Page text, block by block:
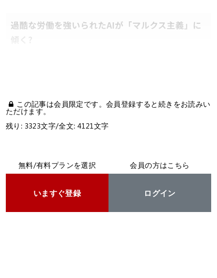
過酷な労働を強いられたAIが「マルクス主義」に
傾く?
この記事は会員限定です。会員登録すると続きをお読みい
ただけます。
残り: 3323文字/全文: 4121文字
無料/有料プランを選択
いますぐ登録
会員の方はこちら
ログイン